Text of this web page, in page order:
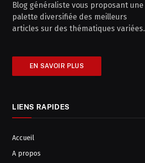
Blog généraliste vous proposant une
palette diversifiée des meilleurs
articles sur des thématiques variées.
EN SAVOIR PLUS
LIENS RAPIDES
Accueil
A propos